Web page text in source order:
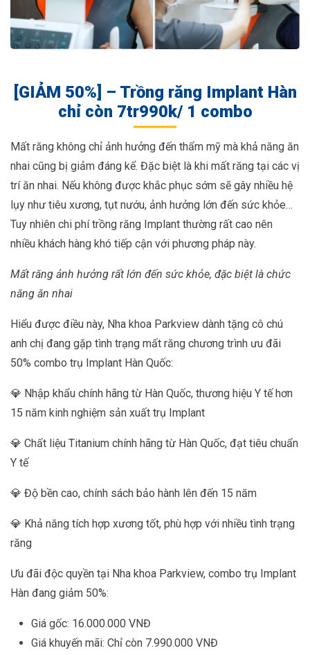
[GIẢM 50%] – Trồng răng Implant Hàn
chỉ còn 7tr990k/ 1 combo
Mất răng không chỉ ảnh hưởng đến thẩm mỹ mà khả năng ăn
nhai cũng bị giảm đáng kể. Đặc biệt là khi mất răng tại các vị
trí ăn nhai. Nếu không được khắc phục sớm sẽ gây nhiều hệ
lụy như tiêu xương, tụt nướu, ảnh hưởng lớn đến sức khỏe…
Tuy nhiên chi phí trồng răng Implant thường rất cao nên
nhiều khách hàng khó tiếp cận với phương pháp này.
Mất răng ảnh hưởng rất lớn đến sức khỏe, đặc biệt là chức
năng ăn nhai
Hiểu được điều này, Nha khoa Parkview dành tặng cô chú
anh chị đang gặp tình trạng mất răng chương trình ưu đãi
50% combo trụ Implant Hàn Quốc:
💎 Nhập khẩu chính hãng từ Hàn Quốc, thương hiệu Y tế hơn
15 năm kinh nghiệm sản xuất trụ Implant
💎 Chất liệu Titanium chính hãng từ Hàn Quốc, đạt tiêu chuẩn
Y tế
💎 Độ bền cao, chính sách bảo hành lên đến 15 năm
💎 Khả năng tích hợp xương tốt, phù hợp với nhiều tình trạng
răng
Ưu đãi độc quyền tại Nha khoa Parkview, combo trụ Implant
Hàn đang giảm 50%:
Giá gốc: 16.000.000 VNĐ
Giá khuyến mãi: Chỉ còn 7.990.000 VNĐ